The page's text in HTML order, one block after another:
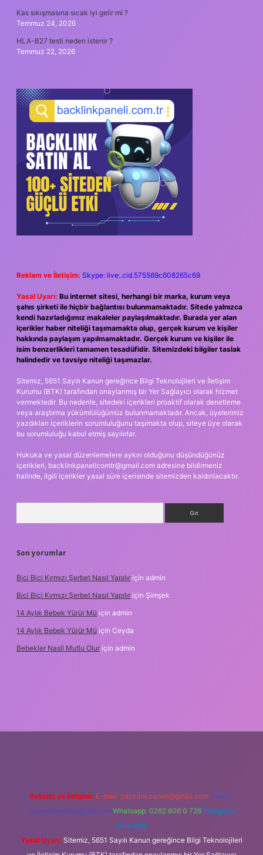
Kas sıkışmasına sıcak iyi gelir mi ?
Temmuz 24, 2026
HLA-B27 testi neden istenir ?
Temmuz 22, 2026
Reklam ve İletişim: Skype: live:.cid.575569c608265c69
Yasal Uyarı: Bu internet sitesi, herhangi bir marka, kurum veya
şahıs şirketi ile hiçbir bağlantısı bulunmamaktadır. Sitede yalnızca
kendi hazırladığımız makaleler paylaşılmaktadır. Burada yer alan
içerikler haber niteliği taşımamakta olup, gerçek kurum ve kişiler
hakkında paylaşım yapılmamaktadır. Gerçek kurum ve kişiler ile
isim benzerlikleri tamamen tesadüfidir. Sitemizdeki bilgiler taslak
halindedir ve tavsiye niteliği taşımazlar.
Sitemiz, 5651 Sayılı Kanun gereğince Bilgi Teknolojileri ve İletişim
Kurumu (BTK) tarafından onaylanmış bir Yer Sağlayıcı olarak hizmet
vermektedir. Bu nedenle, sitedeki içerikleri proaktif olarak denetleme
veya araştırma yükümlülüğümüz bulunmamaktadır. Ancak, üyelerimiz
yazdıkları içeriklerin sorumluluğunu taşımakta olup, siteye üye olarak
bu sorumluluğu kabul etmiş sayılırlar.
Hukuka ve yasal düzenlemelere aykırı olduğunu düşündüğünüz
içerikleri, backlinkpanelicomtr@gmail.com adresine bildirmeniz
halinde, ilgili içerikler yasal süre içerisinde sitemizden kaldırılacaktır.
Son yorumlar
Bici Bici Kırmızı Şerbet Nasıl Yapılır için admin
Bici Bici Kırmızı Şerbet Nasıl Yapılır için Şimşek
14 Aylık Bebek Yürür Mü için admin
14 Aylık Bebek Yürür Mü için Ceyda
Bebekler Nasil Mutlu Olur için admin
Reklam ve İletişim: E-mail: backlinkpaneli@gmail.com Teams:
forumhizmeti@gmail.com Whatsapp: 0262 606 0 726 Telegram:
@karabul
Yasal Uyarı: Sitemiz, 5651 Sayılı Kanun gereğince Bilgi Teknolojileri